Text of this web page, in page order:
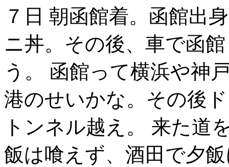
７日 朝函館着。函館出
ニ丼。その後、車で函
う。 函館って横浜や神
港のせいかな。その後
トンネル越え。 来た道
飯は喰えず、酒田で夕